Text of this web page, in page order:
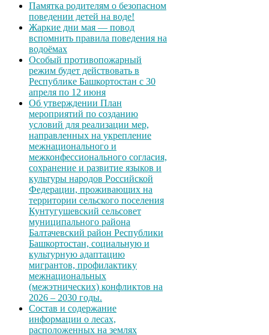
Памятка родителям о безопасном
поведении детей на воде!
Жаркие дни мая — повод
вспомнить правила поведения на
водоёмах
Особый противопожарный
режим будет действовать в
Республике Башкортостан с 30
апреля по 12 июня
Об утверждении План
мероприятий по созданию
условий для реализации мер,
направленных на укрепление
межнационального и
межконфессионального согласия,
сохранение и развитие языков и
культуры народов Российской
Федерации, проживающих на
территории сельского поселения
Кунтугушевский сельсовет
муниципального района
Балтачевский район Республики
Башкортостан, социальную и
культурную адаптацию
мигрантов, профилактику
межнациональных
(межэтнических) конфликтов на
2026 – 2030 годы.
Состав и содержание
информации о лесах,
расположенных на землях